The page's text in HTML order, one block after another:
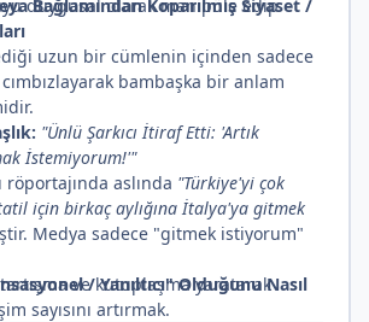
duygusal olarak manipüle edip
Bağlamından Koparılmış Siyaset /
uzun bir cümlenin içinden sadece
bambaşka bir anlam
"Ünlü Şarkıcı İtiraf Etti: 'Artık
İstemiyorum!'"
röportajında aslında "Türkiye'yi çok
için birkaç aylığına İtalya'ya gitmek
Medya sadece "gitmek istiyorum"
ve kutuplaşma yaratarak
sayısını artırmak.
/ Yanıltıcı" Olduğunu Nasıl